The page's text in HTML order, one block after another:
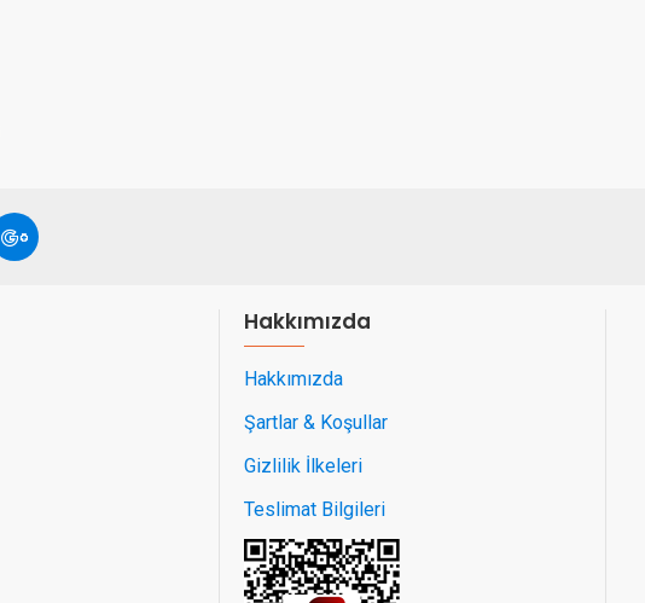
Hakkımızda
Hakkımızda
Şartlar & Koşullar
Gizlilik İlkeleri
Teslimat Bilgileri